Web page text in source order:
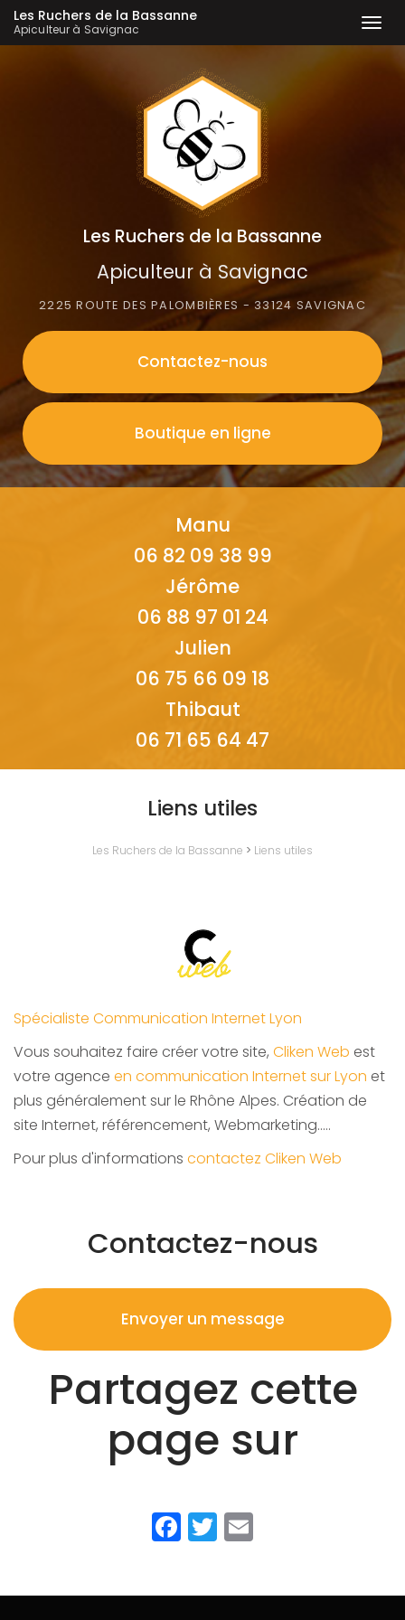
Les Ruchers de la Bassanne
Apiculteur à Savignac
Les Ruchers de la Bassanne
Apiculteur à Savignac
2225 ROUTE DES PALOMBIÈRES - 33124 SAVIGNAC
Contactez-nous
Boutique en ligne
Manu
06 82 09 38 99
Jérôme
06 88 97 01 24
Julien
06 75 66 09 18
Thibaut
06 71 65 64 47
Liens utiles
Les Ruchers de la Bassanne > Liens utiles
Spécialiste Communication Internet Lyon
Vous souhaitez faire créer votre site, Cliken Web est
votre agence en communication Internet sur Lyon et
plus généralement sur le Rhône Alpes. Création de
site Internet, référencement, Webmarketing…..
Pour plus d'informations contactez Cliken Web
Contactez-nous
Envoyer un message
Partagez cette
page sur
Facebook
Twitter